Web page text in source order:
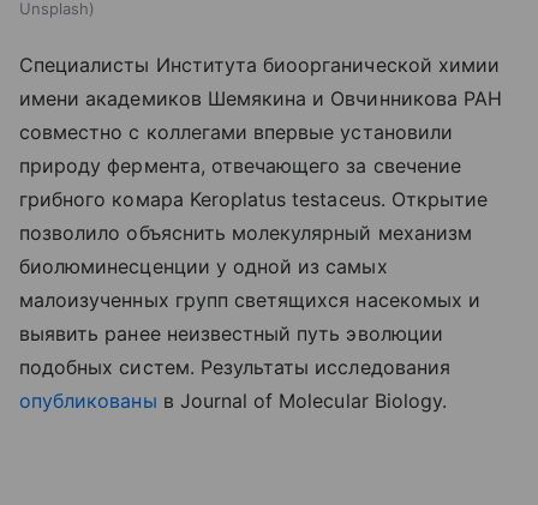
Unsplash
Специалисты Института биоорганической химии
имени академиков Шемякина и Овчинникова РАН
совместно с коллегами впервые установили
природу фермента, отвечающего за свечение
грибного комара Keroplatus testaceus. Открытие
позволило объяснить молекулярный механизм
биолюминесценции у одной из самых
малоизученных групп светящихся насекомых и
выявить ранее неизвестный путь эволюции
подобных систем. Результаты исследования
опубликованы в Journal of Molecular Biology.